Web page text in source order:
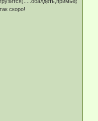
так скоро!